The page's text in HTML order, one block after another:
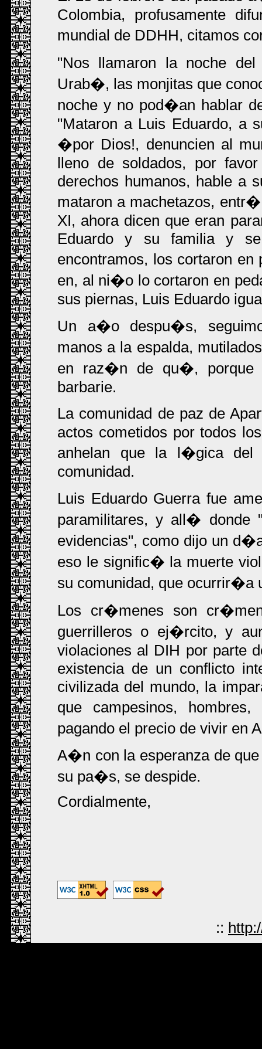
Colombia, profusamente
mundial de DDHH, citamos
"Nos llamaron la noche
Urab�, las monjitas que
noche y no pod�an hablar
"Mataron a Luis Eduardo, a
�por Dios!, denuncien al
lleno de soldados, por
derechos humanos, hable a
mataron a machetazos,
XI, ahora dicen que eran
Eduardo y su familia y
encontramos, los cortaron
en, al ni�o lo cortaron en
sus piernas, Luis Eduardo
Un a�o despu�s,
manos a la espalda,
en raz�n de qu�, porque
barbarie.
La comunidad de paz de
actos cometidos por todos
anhelan que la l�gica del
comunidad.
Luis Eduardo Guerra fue
paramilitares, y all� donde
evidencias", como dijo un
eso le signific� la muerte
su comunidad, que ocurrir�a
Los cr�menes son
guerrilleros o ej�rcito, y
violaciones al DIH por parte
existencia de un conflicto
civilizada del mundo, la
que campesinos,
pagando el precio de vivir en
A�n con la esperanza de
su pa�s, se despide.
Cordialmente,
::